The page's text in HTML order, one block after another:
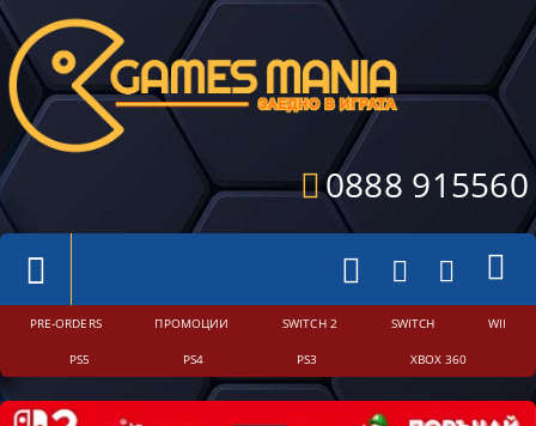
0888 915560
PRE-ORDERS ПРОМОЦИИ SWITCH 2 SWITCH WII
PS5 PS4 PS3 XBOX 360